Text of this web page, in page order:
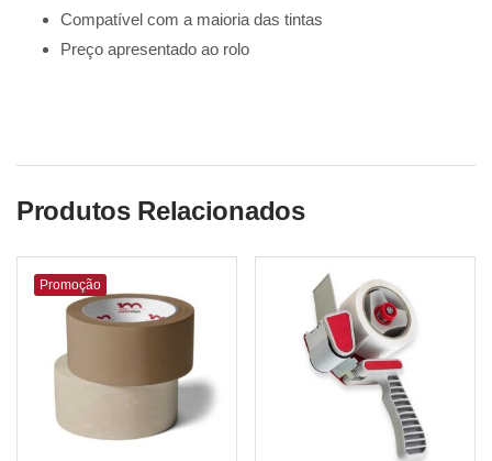
Compatível com a maioria das tintas
Preço apresentado ao rolo
Produtos Relacionados
Promoção